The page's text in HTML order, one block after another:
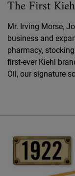
The First
Mr. Irving Morse,
business and
pharmacy,
first-ever Kiehl
Oil, our signature